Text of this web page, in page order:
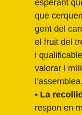
esperant
que
gent del
el fruit del
i
valorar i
l’assemblea.
• La
respon en